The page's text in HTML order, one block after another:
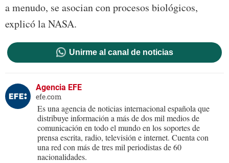
a menudo, se asocian con procesos biológicos,
explicó la NASA.
Unirme al canal de noticias
Agencia EFE
efe.com
Es una agencia de noticias internacional española que
distribuye información a más de dos mil medios de
comunicación en todo el mundo en los soportes de
prensa escrita, radio, televisión e internet. Cuenta con
una red con más de tres mil periodistas de 60
nacionalidades.